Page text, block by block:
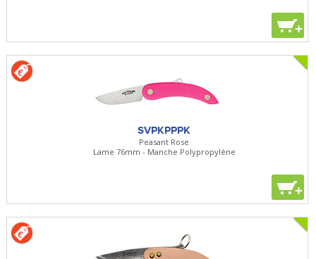
+
SVPKPPPK
Peasant Rose
Lame 76mm - Manche Polypropylène
+